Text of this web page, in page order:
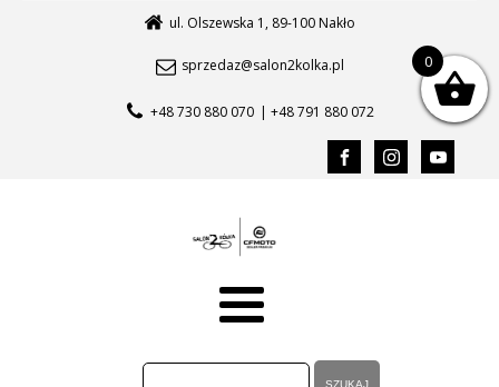
ul. Olszewska 1, 89-100 Nakło
sprzedaz@salon2kolka.pl
+48 730 880 070 | +48 791 880 072
0